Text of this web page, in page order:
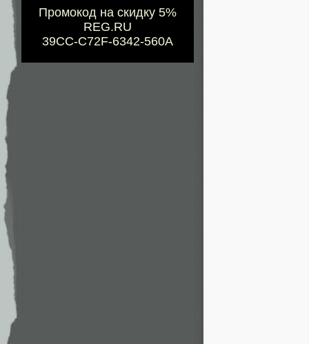
Промокод на скидку 5%
REG.RU
39CC-C72F-6342-560A